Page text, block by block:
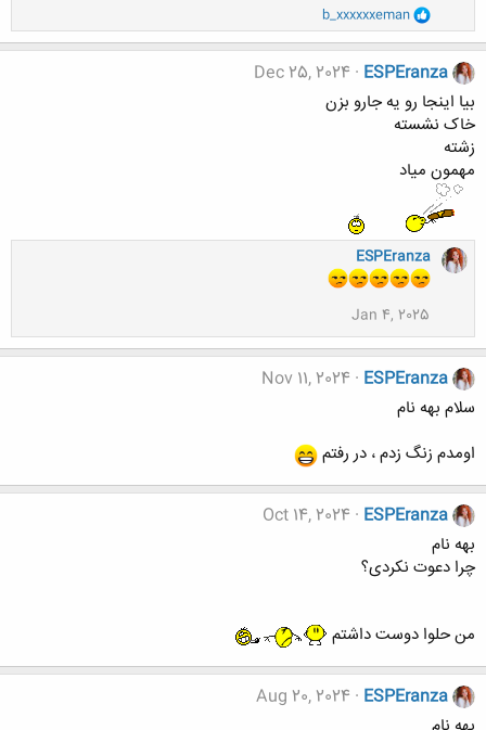
و
ا
ک
ن
ش
ه
ا
:
b_xxxxxxeman
ESPEranza
Dec 25, 2024
بیا اینجا رو یه جارو بزن
خاک نشسته
زشته
مهمون میاد
ESPEranza
Jan 4, 2025
ESPEranza
Nov 11, 2024
سلام بهه نام
اومدم زنگ زدم ، در رفتم
ESPEranza
Oct 14, 2024
بهه نام
چرا دعوت نکردی؟
من حلوا دوست داشتم
ESPEranza
Aug 20, 2024